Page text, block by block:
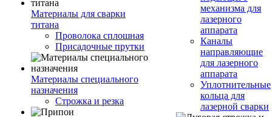
Материалы для сварки
титана
Проволока сплошная
Присадочные прутки
Материалы специального
назначения
Строжка и резка
механизма для
лазерного
аппарата
Каналы
направляющие
для лазерного
аппарата
Уплотнительные
кольца для
лазерной сварки